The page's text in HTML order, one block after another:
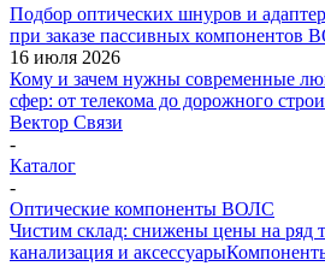
Подбор оптических шнуров и
при заказе пассивных компонентов
16 июля 2026
Кому и зачем нужны современные
сфер: от телекома до дорожного
Вектор Связи
-
Каталог
-
Оптические компоненты ВОЛС
Чистим склад: снижены цены на ряд
канализация и аксессуары